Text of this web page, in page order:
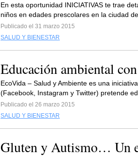
En esta oportunidad INICIATIVAS te trae
niños en edades prescolares en la ciudad
Publicado el 31 marzo 2015
SALUD Y BIENESTAR
Educación ambiental
EcoVida – Salud y Ambiente es una
(Facebook, Instagram y Twitter) pretende
Publicado el 26 marzo 2015
SALUD Y BIENESTAR
Gluten y Autismo… Un